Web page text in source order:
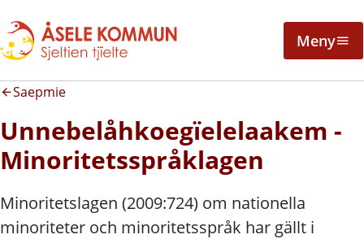
Meny
Saepmie
Unnebelåhkoegïelelaakem -
Minoritetsspråklagen
Minoritetslagen (2009:724) om nationella
minoriteter och minoritetsspråk har gällt i